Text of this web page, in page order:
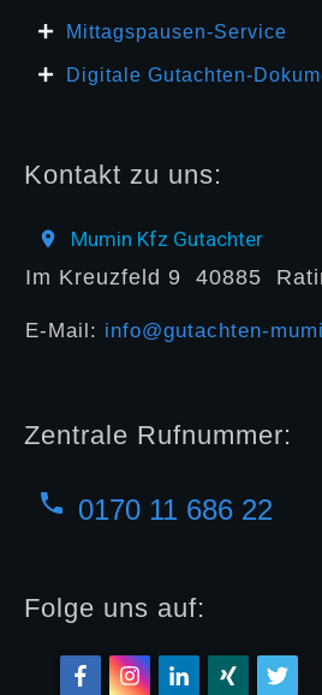
Mittagspausen-Service
Digitale Gutachten-
Kontakt zu uns:
Mumin Kfz Gutachter
Im Kreuzfeld 9 40885
E-Mail: info@gutachten-
Zentrale Rufnummer:
0170 11 686 22
Folge uns auf: